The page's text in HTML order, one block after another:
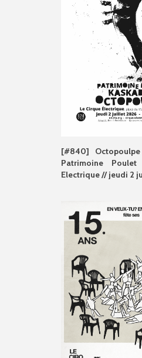
[#840]
Patrimoine
Electrique // jeudi 2